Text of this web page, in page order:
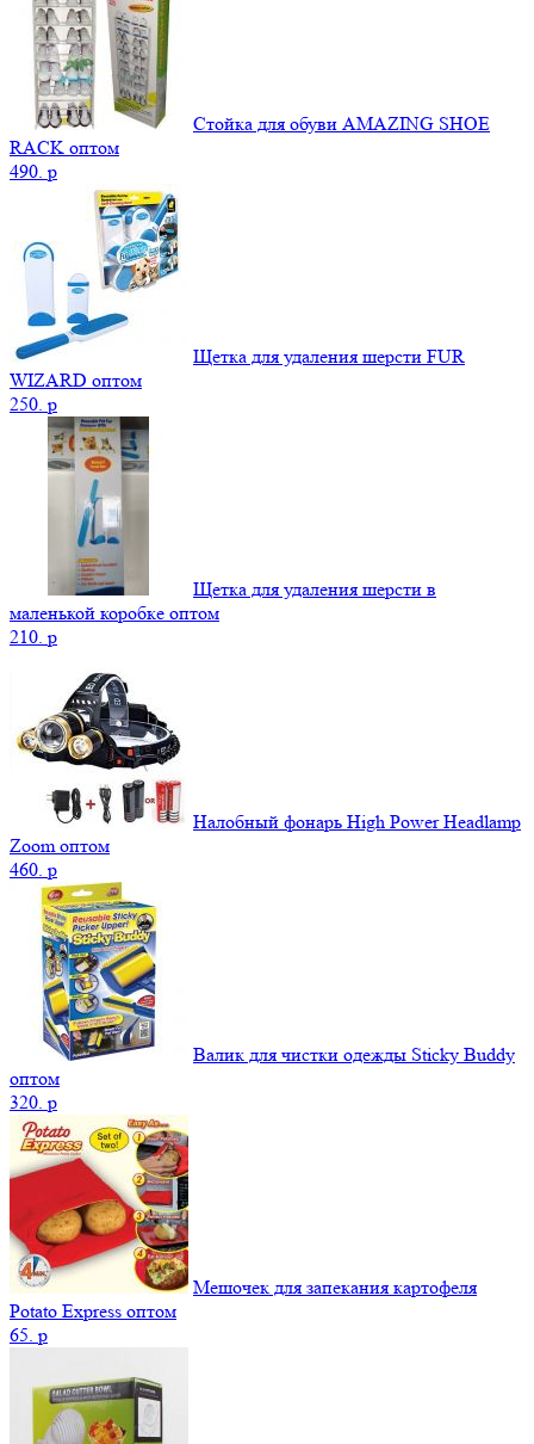
Стойка для обуви AMAZING SHOE
RACK оптом
490. p
Щетка для удаления шерсти FUR
WIZARD оптом
250. p
Щетка для удаления шерсти в
маленькой коробке оптом
210. p
Налобный фонарь High Power Headlamp
Zoom оптом
460. p
Валик для чистки одежды Sticky Buddy
оптом
320. p
Мешочек для запекания картофеля
Potato Express оптом
65. p